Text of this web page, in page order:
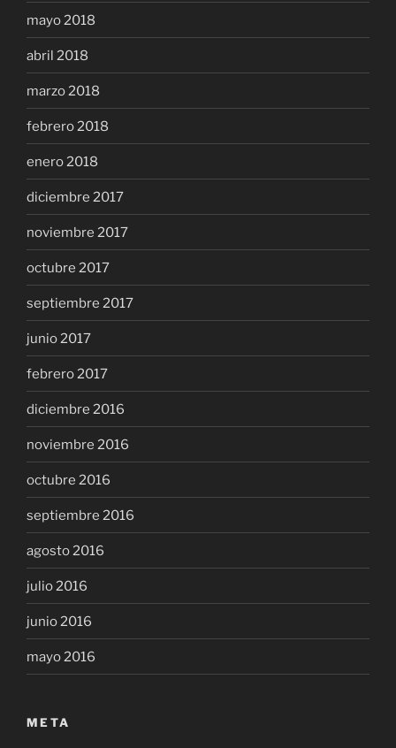
mayo 2018
abril 2018
marzo 2018
febrero 2018
enero 2018
diciembre 2017
noviembre 2017
octubre 2017
septiembre 2017
junio 2017
febrero 2017
diciembre 2016
noviembre 2016
octubre 2016
septiembre 2016
agosto 2016
julio 2016
junio 2016
mayo 2016
META